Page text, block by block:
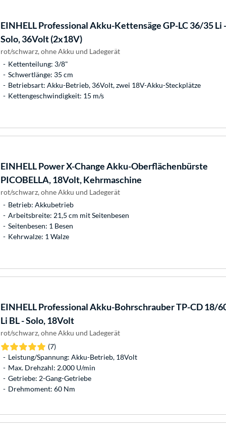
EINHELLProfessional Akku-Kettensäge GP-LC 36/35 Li -
Solo, 36Volt (2x18V)
rot/schwarz, ohne Akku und Ladegerät
Kettenteilung: 3/8"
Schwertlänge: 35 cm
Betriebsart: Akku-Betrieb, 36Volt, zwei 18V-Akku-Steckplätze
Kettengeschwindigkeit: 15 m/s
EINHELLPower X-Change Akku-Oberflächenbürste
PICOBELLA, 18Volt, Kehrmaschine
rot/schwarz, ohne Akku und Ladegerät
Betrieb: Akkubetrieb
Arbeitsbreite: 21,5 cm mit Seitenbesen
Seitenbesen: 1 Besen
Kehrwalze: 1 Walze
EINHELLProfessional Akku-Bohrschrauber TP-CD 18/
Li BL - Solo, 18Volt
rot/schwarz, ohne Akku und Ladegerät
(7)
Leistung/Spannung: Akku-Betrieb, 18Volt
Max. Drehzahl: 2.000 U/min
Getriebe: 2-Gang-Getriebe
Drehmoment: 60 Nm